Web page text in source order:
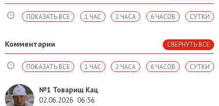
СУТКИ
6 ЧАСОВ
2 ЧАСА
1 ЧАС
ПОКАЗАТЬ ВСЕ
Комментарии СВЕРНУТЬ ВСЕ
СУТКИ
6 ЧАСОВ
2 ЧАСА
1 ЧАС
ПОКАЗАТЬ ВСЕ
№1 Товарищ Кац
02.06.2026 06:56